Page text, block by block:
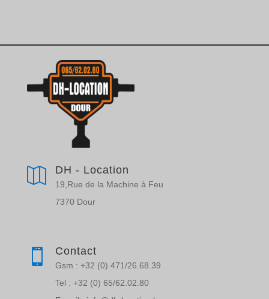
 DH - Location
19,Rue de la Machine à Feu
7370 Dour
 Contact
Gsm : +32 (0) 471/26.68.39
Tel : +32 (0) 65/62.02.80